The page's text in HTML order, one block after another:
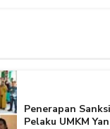
Penerapan
Pelaku UMKM